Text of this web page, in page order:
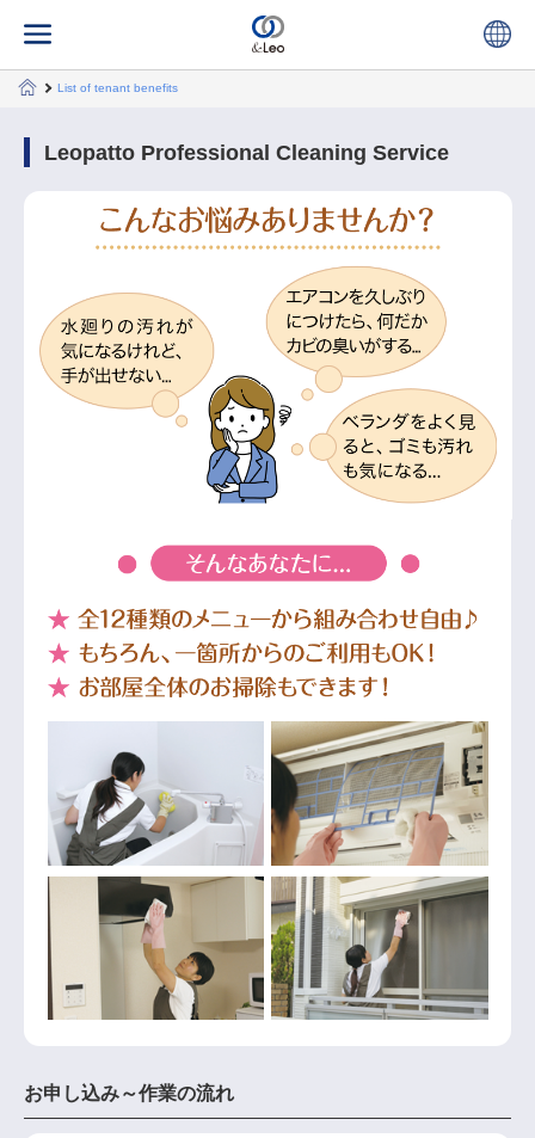
List of tenant benefits
Leopatto Professional Cleaning Service
お申し込み～作業の流れ